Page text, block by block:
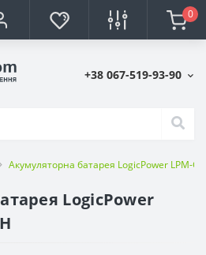
0
+38 067-519-93-90
Акумуляторна батарея LogicPower LPM-
LogicPower